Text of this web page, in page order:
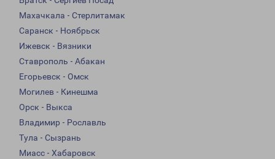
Махачкала - Стерлитамак
Саранск - Ноябрьск
Ижевск - Вязники
Ставрополь - Абакан
Егорьевск - Омск
Могилев - Кинешма
Орск - Выкса
Владимир - Рославль
Тула - Сызрань
Миасс - Хабаровск